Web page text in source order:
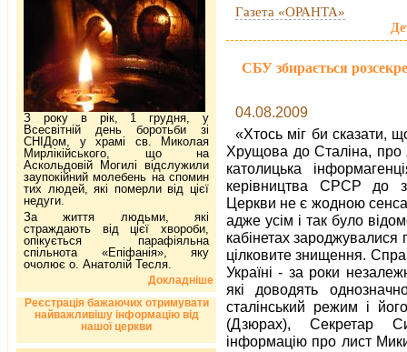
Газета «ОРАНТА»
СБУ збирається
04.08.2009
«Хтось міг би сказати,
Хрущова до Сталіна, про
католицька
керівництва СРСР до
Церкви не є жодною
адже усім і так було
кабінетах зароджувалися
цілковите знищення.
Україні - за роки
які доводять
сталінський режим і
(Дзюрах), Секретар
інформацію про лист
З року в рік, 1 грудня, у
Всесвітній день боротьби зі
СНІДом, у храмі св. Миколая
Мирлікійського, що на
Аскольдовій Могилі відслужили
заупокійний молебень на спомин
тих людей, які померли від цієї
недуги.
За життя людьми, які
страждають від цієї хвороби,
опікується парафіяльна
спільнота «Епіфанія», яку
очолює о. Анатолій Тесля.
Докладніше
Реєстрація бажаючих отримувати
найважливішу інформацію від
нашої церкви